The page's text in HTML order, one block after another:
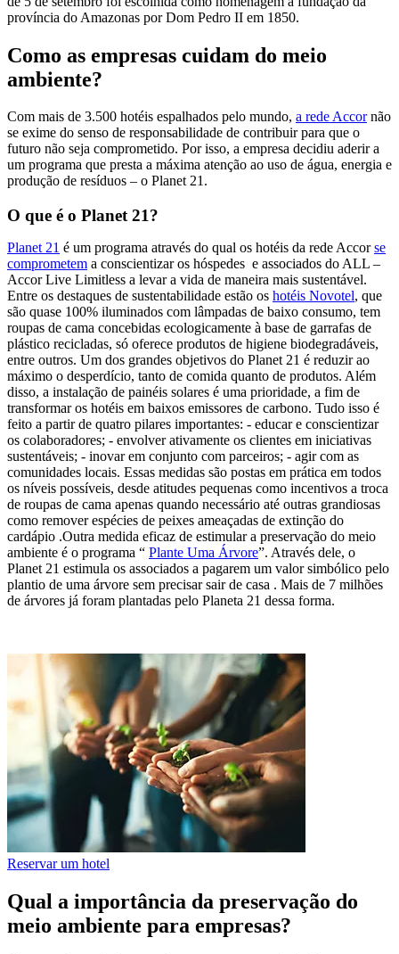
província do Amazonas por Dom Pedro II em 1850.
Como as empresas cuidam do meio
ambiente?
Com mais de 3.500 hotéis espalhados pelo mundo, a rede Accornão
se exime do senso de responsabilidade de contribuir para que o
futuro não seja comprometido. Por isso, a empresa decidiu aderir a
um programa que presta a máxima atenção ao uso de água, energia e
produção de resíduos – o Planet 21.
O que é o Planet 21?
Planet 21 é um programa através do qual os hotéis da rede Accorse
comprometem a conscientizar os hóspedes e associados do ALL –
Accor Live Limitless a levar a vida de maneira mais sustentável.
Entre os destaques de sustentabilidade estão os hotéis Novotel, que
são quase 100% iluminados com lâmpadas de baixo consumo, tem
roupas de cama concebidas ecologicamente à base de garrafas de
plástico recicladas, só oferece produtos de higiene biodegradáveis,
entre outros. Um dos grandes objetivos do Planet 21 é reduzir ao
máximo o desperdício, tanto de comida quanto de produtos. Além
disso, a instalação de painéis solares é uma prioridade, a fim de
transformar os hotéis em baixos emissores de carbono. Tudo isso é
feito a partir de quatro pilares importantes: - educar e conscientizar
os colaboradores; - envolver ativamente os clientes em iniciativas
sustentáveis; - inovar em conjunto com parceiros; - agir com as
comunidades locais. Essas medidas são postas em prática em todos
os níveis possíveis, desde atitudes pequenas como incentivos a troca
de roupas de cama apenas quando necessário até outras grandiosas
como remover espécies de peixes ameaçadas de extinção do
cardápio .Outra medida eficaz de estimular a preservação do meio
ambiente é o programa “ Plante Uma Árvore”. Através dele, o
Planet 21 estimula os associados a pagarem um valor simbólico pelo
plantio de uma árvore sem precisar sair de casa . Mais de 7 milhões
de árvores já foram plantadas pelo Planeta 21 dessa forma.
Reservar um hotel
Qual a importância da preservação do
meio ambiente para empresas?